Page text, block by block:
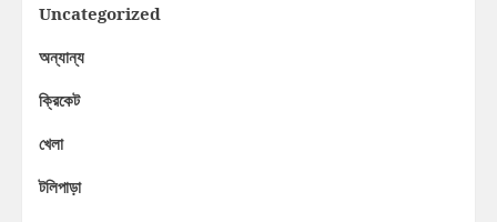
Uncategorized
অন্যান্য
ক্রিকেট
খেলা
টলিপাড়া